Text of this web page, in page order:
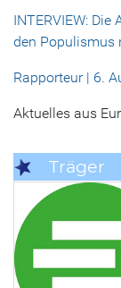
INTERVIEW:
den Populismus
Rapporteur | 6.
Aktuelles aus
Träger